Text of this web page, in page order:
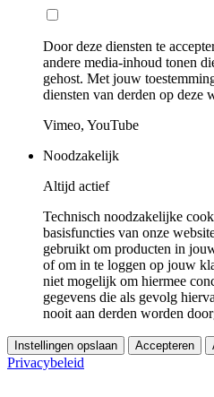
Door deze diensten te
andere media-inhoud tonen
gehost. Met jouw
diensten van derden op deze
Vimeo, YouTube
Noodzakelijk
Altijd actief
Technisch noodzakelijke
basisfuncties van onze
gebruikt om producten in
of om in te loggen op jouw
niet mogelijk om hiermee
gegevens die als gevolg
nooit aan derden worden
Instellingen opslaan Accepteren
Privacybeleid